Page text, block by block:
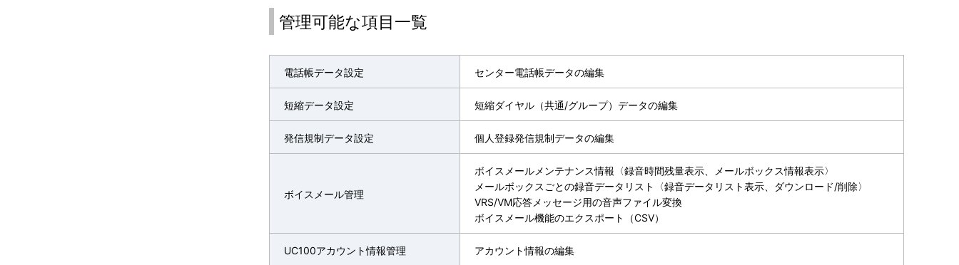
管理可能な項目一覧
電話帳データ設定 センター電話帳データの編集
短縮データ設定 短縮ダイヤル（共通/グループ）データの編集
発信規制データ設定 個人登録発信規制データの編集
ボイスメール管理
ボイスメールメンテナンス情報〈録音時間残量表示、メールボックス情報表示〉
メールボックスごとの録音データリスト〈録音データリスト表示、ダウンロード/削除〉
VRS/VM応答メッセージ用の音声ファイル変換
ボイスメール機能のエクスポート（CSV）
UC100アカウント情報管理 アカウント情報の編集